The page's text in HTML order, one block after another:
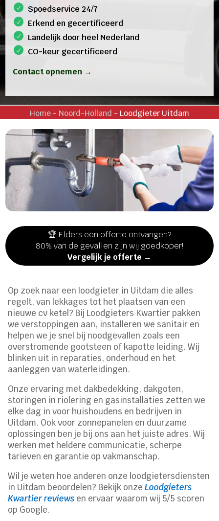
Spoedservice 24/7
Erkend en gecertificeerd
Landelijk door heel Nederland
CO-keur gecertificeerd
Contact opnemen →
Home- Noord-Holland - Loodgieter Uitdam
🏆 Elders een offerte ontvangen?
80% van de gevallen zijn wij goedkoper!
Vergelijk je offerte →
Op zoek naar een loodgieter in Uitdam die alles
regelt, van lekkages tot het plaatsen van een
nieuwe cv ketel? Bij Loodgieters Kwartier pakken
we verstoppingen aan, installeren we sanitair en
helpen we je snel bij noodgevallen zoals een
overstromende gootsteen of kapotte leiding. Wij
blinken uit in reparaties, onderhoud en het
aanleggen van waterleidingen.
Onze ervaring met dakbedekking, dakgoten,
storingen in riolering en gasinstallaties zetten we
elke dag in voor huishoudens en bedrijven in
Uitdam. Ook voor zonnepanelen en duurzame
oplossingen ben je bij ons aan het juiste adres. Wij
werken met heldere communicatie, scherpe
tarieven en garantie op vakmanschap.
Wil je weten hoe anderen onze loodgietersdiensten
in Uitdam beoordelen? Bekijk onzeLoodgieters
Kwartier reviews en ervaar waarom wij 5/5 scoren
op Google.